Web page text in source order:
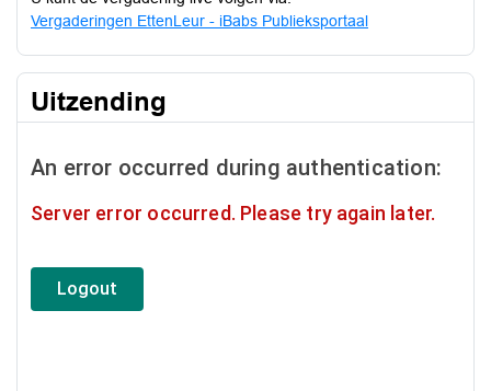
Vergaderingen EttenLeur - iBabs Publieksportaal
Uitzending